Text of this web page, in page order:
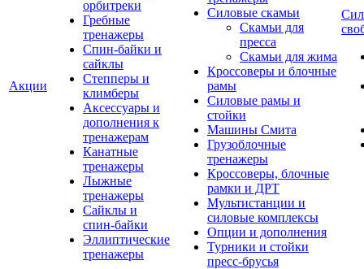
Акции
орбитреки
Гребные
тренажеры
Спин-байки и
сайклы
Степперы и
климберы
Аксессуары и
дополнения к
тренажерам
Канатные
тренажеры
Лыжные
тренажеры
Сайклы и
спин-байки
Эллиптические
тренажеры
Силовые скамьи
Скамьи для
пресса
Скамьи для жима
Кроссоверы и блочные
рамы
Силовые рамы и
стойки
Машины Смита
Грузоблочные
тренажеры
Кроссоверы, блочные
рамки и ДРТ
Мультистанции и
силовые комплексы
Опции и дополнения
Турники и стойки
пресс-брусья